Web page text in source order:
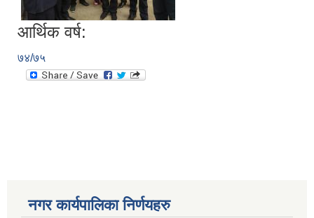
आर्थिक वर्ष:
७४/७५
नगर कार्यपालिका निर्णयहरु